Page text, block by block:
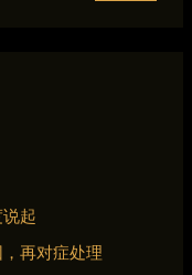
起
再对症处理